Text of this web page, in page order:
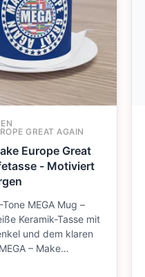
GREAT AGAIN
Europe Great
- Motiviert
MEGA Mug –
Keramik-Tasse mit
und dem klaren
– Make…